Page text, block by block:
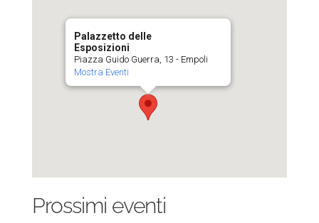
Palazzetto delle
Esposizioni
Piazza Guido Guerra, 13 - Empoli
Mostra Eventi
Prossimi eventi